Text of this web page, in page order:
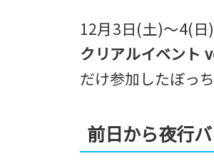
12月3日(土)〜4(日
クリアルイベント
だけ参加したぼっ
前日から夜行